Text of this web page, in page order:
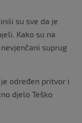
su sve da je
Kako su na
suprug
određen pritvor i
djelo Teško